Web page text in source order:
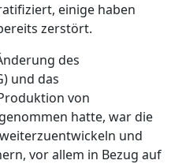
einige haben
zerstört.
des
und das
von
hatte, war die
und
vor allem in Bezug auf